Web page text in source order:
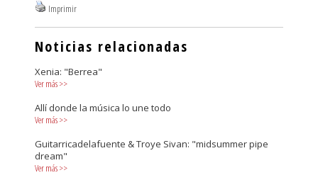
Imprimir
Noticias relacionadas
Xenia: "Berrea"
Ver más>>
Allí donde la música lo une todo
Ver más>>
Guitarricadelafuente & Troye Sivan: "midsummer pipe
dream"
Ver más>>